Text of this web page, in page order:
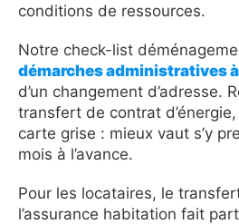
conditions de ressources.
Notre check-list
démarches administratives
d’un changement d’adresse.
transfert de contrat
carte grise : mieux vaut s’y
mois à l’avance.
Pour les locataires, le
l’assurance habitation fait